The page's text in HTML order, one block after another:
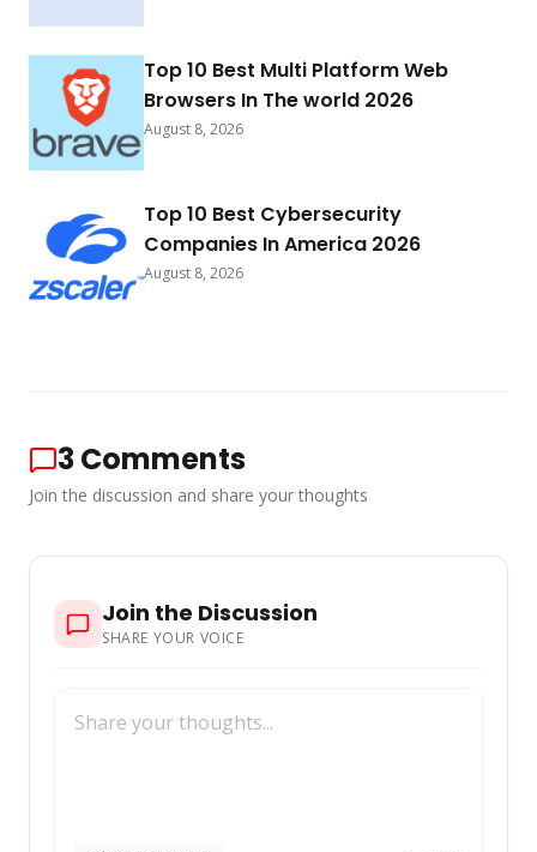
Top 10 Best Multi Platform Web
Browsers In The world 2026
August 8, 2026
Top 10 Best Cybersecurity
Companies In America 2026
August 8, 2026
3Comments
Join the discussion and share your thoughts
Join the Discussion
SHARE YOUR VOICE